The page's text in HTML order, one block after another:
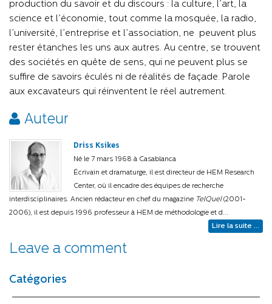
production du savoir et du discours : la culture, l’art, la
science et l’économie, tout comme la mosquée, la radio,
l’université, l’entreprise et l’association, ne peuvent plus
rester étanches les uns aux autres. Au centre, se trouvent
des sociétés en quête de sens, qui ne peuvent plus se
suffire de savoirs éculés ni de réalités de façade. Parole
aux excavateurs qui réinventent le réel autrement.
Auteur
Driss Ksikes
Né le 7 mars 1968 à Casablanca
Écrivain et dramaturge, il est directeur de HEM Research
Center, où il encadre des équipes de recherche
interdisciplinaires. Ancien rédacteur en chef du magazine TelQuel(2001-
2006), il est depuis 1996 professeur à HEM de méthodologie et d...
Lire la suite ...
Leave a comment
Catégories